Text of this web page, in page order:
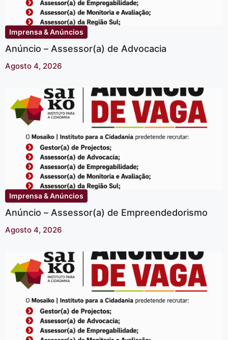
Imprensa & Anúncios
Anúncio – Assessor(a) de Advocacia
Agosto 4, 2026
Imprensa & Anúncios
Anúncio – Assessor(a) de Empreendedorismo
Agosto 4, 2026